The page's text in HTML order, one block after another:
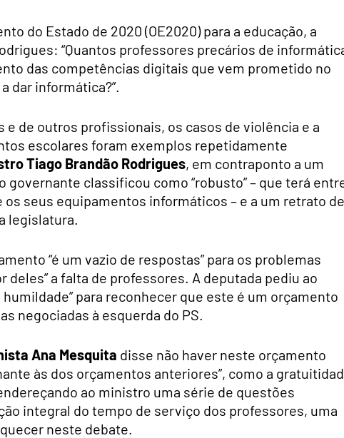
do Estado de 2020 (OE2020) para a educação, a
“Quantos professores precários de
das competências digitais que vem prometido no
dar informática?”.
de outros profissionais, os casos de violência e a
escolares foram exemplos repetidamente
Tiago Brandão Rodrigues, em contraponto a um
classificou como “robusto” – que terá
seus equipamentos informáticos – e a um retrato de
legislatura.
“é um vazio de respostas” para os problemas
deles” a falta de professores. A deputada pediu ao
para reconhecer que este é um orçamento
negociadas à esquerda do PS.
Ana Mesquita disse não haver neste orçamento
às dos orçamentos anteriores”, como a
ao ministro uma série de questões
integral do tempo de serviço dos professores, uma
neste debate.